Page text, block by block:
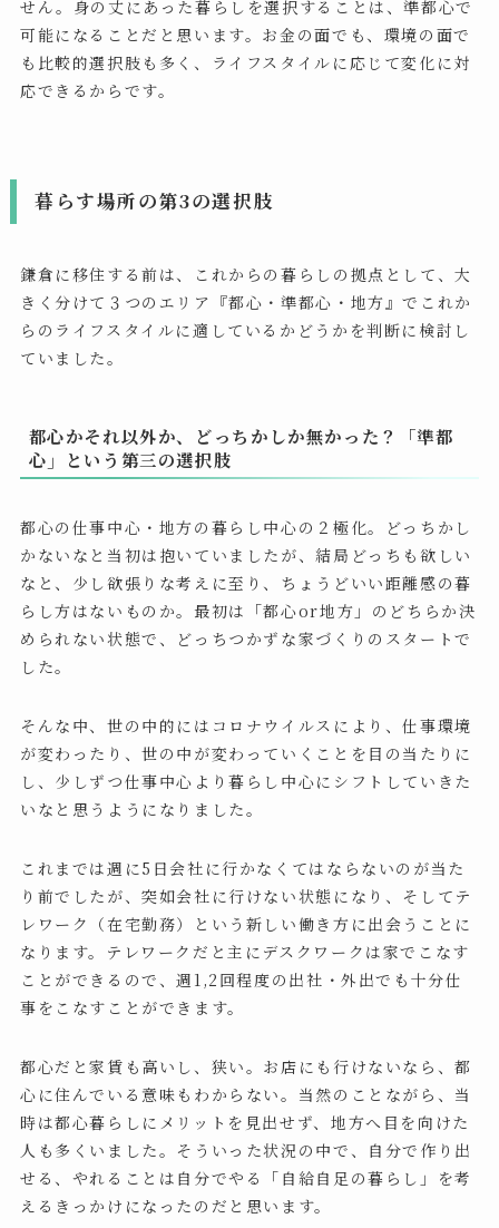
せん。身の丈にあった暮らしを選択することは、準都心で
可能になることだと思います。お金の面でも、環境の面で
も比較的選択肢も多く、ライフスタイルに応じて変化に対
応できるからです。
暮らす場所の第3の選択肢
鎌倉に移住する前は、これからの暮らしの拠点として、大
きく分けて３つのエリア『都心・準都心・地方』でこれか
らのライフスタイルに適しているかどうかを判断に検討し
ていました。
都心かそれ以外か、どっちかしか無かった？「準都
心」という第三の選択肢
都心の仕事中心・地方の暮らし中心の２極化。どっちかし
かないなと当初は抱いていましたが、結局どっちも欲しい
なと、少し欲張りな考えに至り、ちょうどいい距離感の暮
らし方はないものか。最初は「都心or地方」のどちらか決
められない状態で、どっちつかずな家づくりのスタートで
した。
そんな中、世の中的にはコロナウイルスにより、仕事環境
が変わったり、世の中が変わっていくことを目の当たりに
し、少しずつ仕事中心より暮らし中心にシフトしていきた
いなと思うようになりました。
これまでは週に5日会社に行かなくてはならないのが当た
り前でしたが、突如会社に行けない状態になり、そしてテ
レワーク（在宅勤務）という新しい働き方に出会うことに
なります。テレワークだと主にデスクワークは家でこなす
ことができるので、週1,2回程度の出社・外出でも十分仕
事をこなすことができます。
都心だと家賃も高いし、狭い。お店にも行けないなら、都
心に住んでいる意味もわからない。当然のことながら、当
時は都心暮らしにメリットを見出せず、地方へ目を向けた
人も多くいました。そういった状況の中で、自分で作り出
せる、やれることは自分でやる「自給自足の暮らし」を考
えるきっかけになったのだと思います。